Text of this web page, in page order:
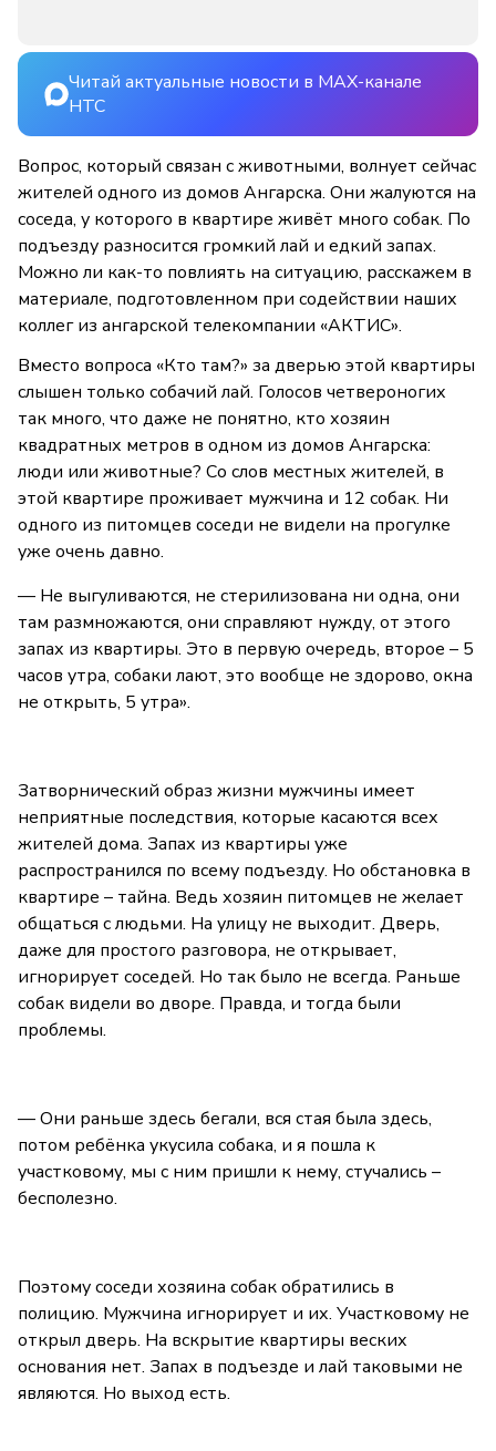
Читай актуальные новости в MAX-канале
НТС
Вопрос, который связан с животными, волнует сейчас
жителей одного из домов Ангарска. Они жалуются на
соседа, у которого в квартире живёт много собак. По
подъезду разносится громкий лай и едкий запах.
Можно ли как-то повлиять на ситуацию, расскажем в
материале, подготовленном при содействии наших
коллег из ангарской телекомпании «АКТИС».
Вместо вопроса «Кто там?» за дверью этой квартиры
слышен только собачий лай. Голосов четвероногих
так много, что даже не понятно, кто хозяин
квадратных метров в одном из домов Ангарска:
люди или животные? Со слов местных жителей, в
этой квартире проживает мужчина и 12 собак. Ни
одного из питомцев соседи не видели на прогулке
уже очень давно.
— Не выгуливаются, не стерилизована ни одна, они
там размножаются, они справляют нужду, от этого
запах из квартиры. Это в первую очередь, второе – 5
часов утра, собаки лают, это вообще не здорово, окна
не открыть, 5 утра».
Затворнический образ жизни мужчины имеет
неприятные последствия, которые касаются всех
жителей дома. Запах из квартиры уже
распространился по всему подъезду. Но обстановка в
квартире – тайна. Ведь хозяин питомцев не желает
общаться с людьми. На улицу не выходит. Дверь,
даже для простого разговора, не открывает,
игнорирует соседей. Но так было не всегда. Раньше
собак видели во дворе. Правда, и тогда были
проблемы.
— Они раньше здесь бегали, вся стая была здесь,
потом ребёнка укусила собака, и я пошла к
участковому, мы с ним пришли к нему, стучались –
бесполезно.
Поэтому соседи хозяина собак обратились в
полицию. Мужчина игнорирует и их. Участковому не
открыл дверь. На вскрытие квартиры веских
основания нет. Запах в подъезде и лай таковыми не
являются. Но выход есть.